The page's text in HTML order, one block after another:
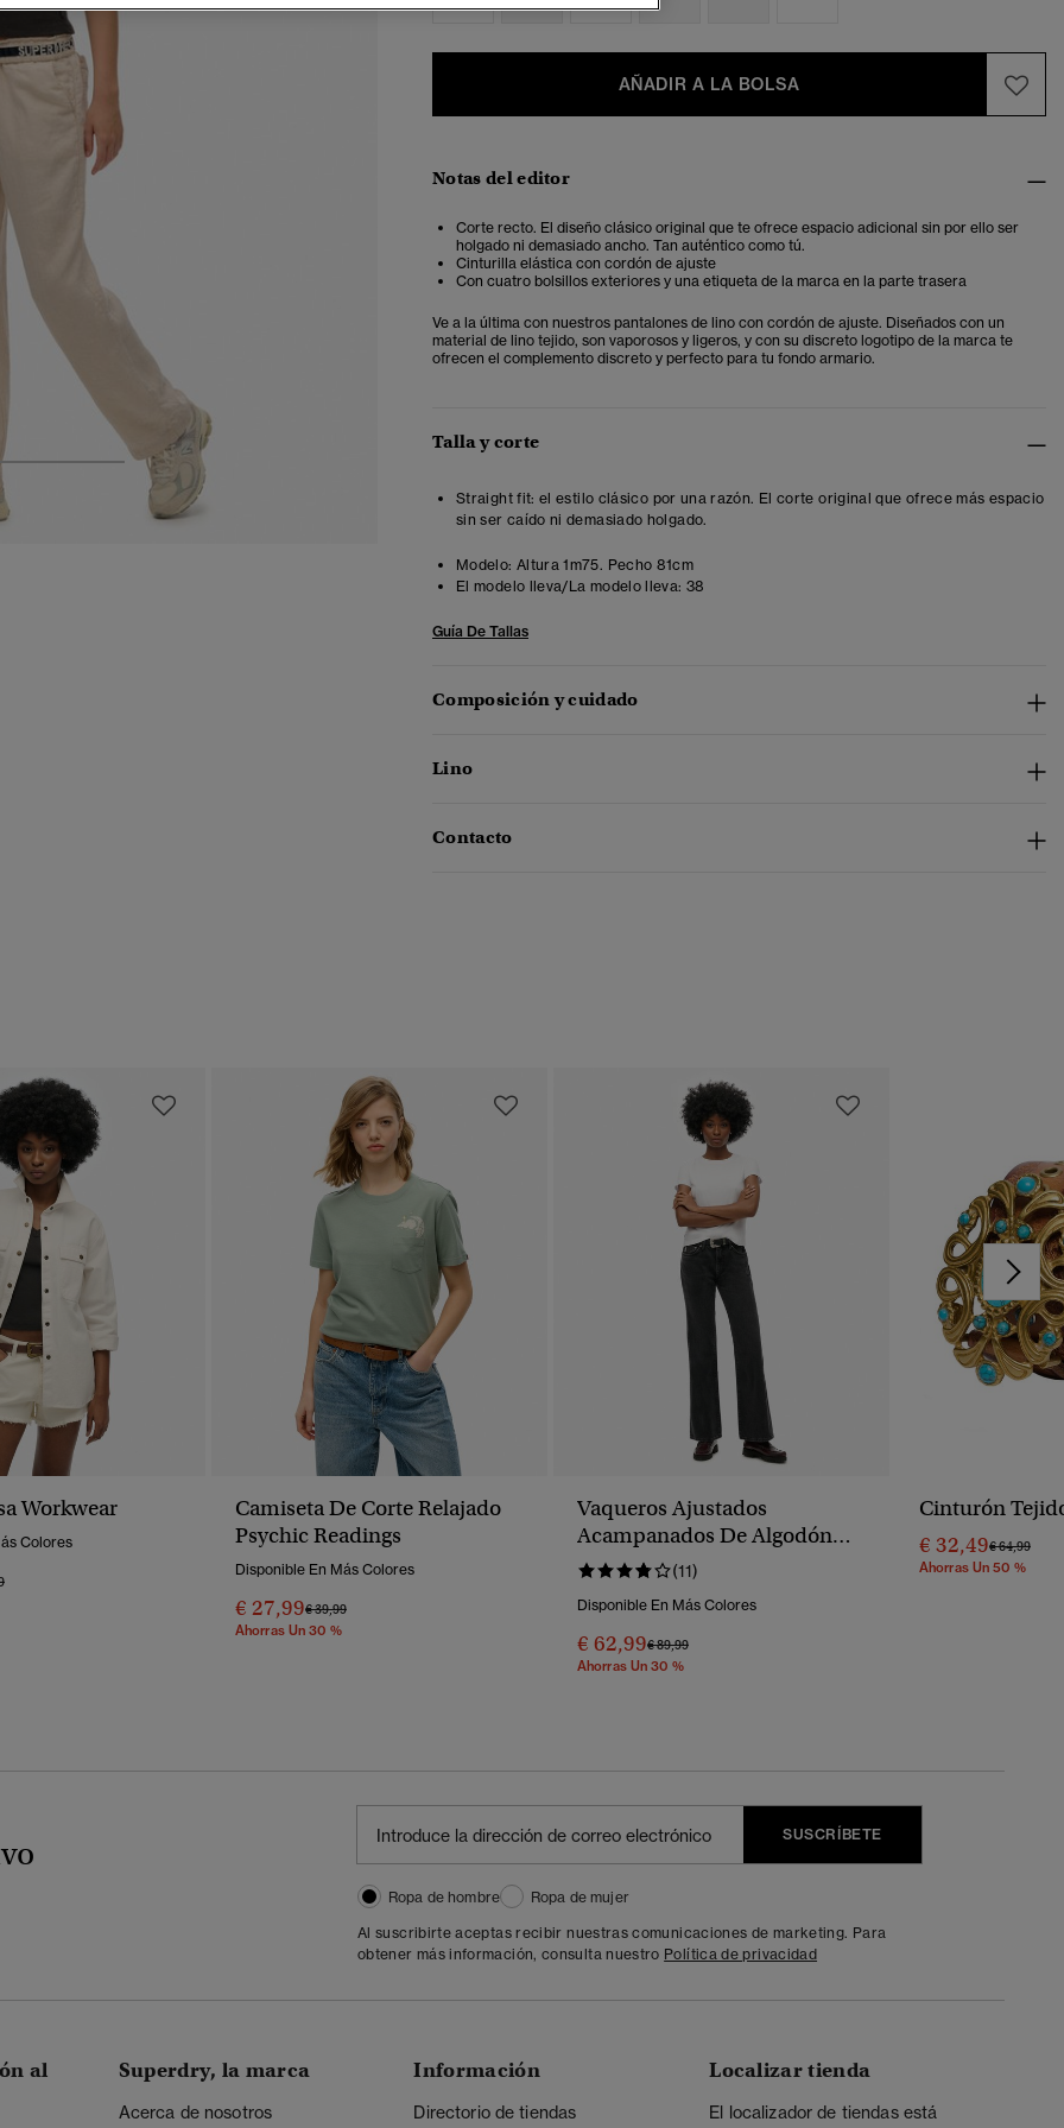
AÑADIR A LA BOLSA
Notas del editor
Corte recto. El diseño clásico original que te ofrece espacio adicional sin por ello ser
holgado ni demasiado ancho. Tan auténtico como tú.
Cinturilla elástica con cordón de ajuste
Con cuatro bolsillos exteriores y una etiqueta de la marca en la parte trasera
Ve a la última con nuestros pantalones de lino con cordón de ajuste. Diseñados con un
material de lino tejido, son vaporosos y ligeros, y con su discreto logotipo de la marca te
ofrecen el complemento discreto y perfecto para tu fondo armario.
Talla y corte
Straight fit: el estilo clásico por una razón. El corte original que ofrece más espacio
sin ser caído ni demasiado holgado.
Modelo: Altura 1m75. Pecho 81cm
El modelo lleva/La modelo lleva: 38
Guía De Tallas
Composición y cuidado
Lino
Contacto
Workwear
Colores
De
A
Camiseta De Corte Relajado
Psychic Readings
Disponible En Más Colores
€ 27,99Precio Rebajado De
€ 39,99A
Ahorras Un 30 %
Vaqueros Ajustados
Acampanados De Algodón
Orgánico, Talle Medio
(11)
Disponible En Más Colores
€ 62,99Precio Rebajado De
€ 89,99A
Ahorras Un 30 %
Cinturón
€ 32,49Precio
€ 64,99A
Ahorras Un 50 %
SUSCRÍBETE
Ropa de hombre
Ropa de mujer
Al suscribirte aceptas recibir nuestras comunicaciones de marketing. Para
obtener más información, consulta nuestro Política de privacidad
al Superdry, la marca
Acerca de nosotros
Información
Directorio de tiendas
Localizar tienda
El localizador de tiendas está